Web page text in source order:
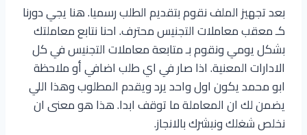
بعد تجهيز الملف نقوم بتقديم الطلب رسميا. هنا يجي دورنا
كـ معقب معاملات التجنيس محترف. احنا نتابع معاملتك
بشكل يومي ونقوم بـ متابعة معاملات التجنيس في كل
الادارات المعنية. اذا صار في اي طلب اضافي أو ملاحظة
ابو محمد يكون اول واحد يرد ويقدم المطلوب وهذا اللي
يضمن لك ان المعاملة ما توقف ابدا. هذا هو معنى ان
نخلص شغلك ونبشرك بالانجاز.